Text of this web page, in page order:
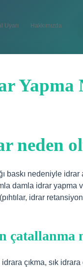
Uyarı Hakkımızda
Yapma
neden
baskı nedeniyle
damla idrar yapma
(pıhtılar, idrar
çatallanma
çıkma, sık